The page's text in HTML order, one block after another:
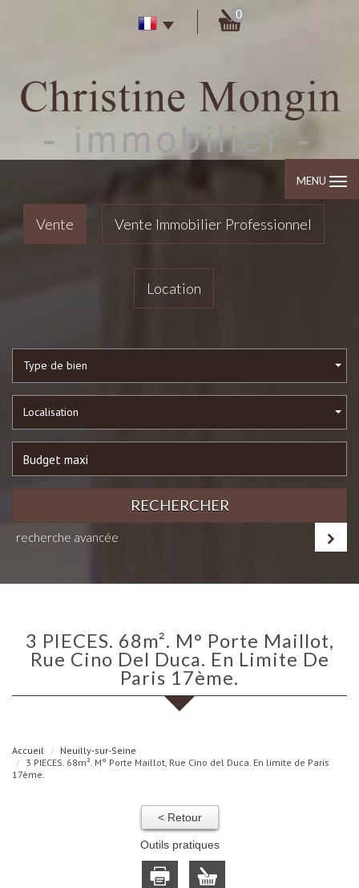
0
MENU
Vente Vente Immobilier Professionnel
Location
Type de bien
Localisation
RECHERCHER
recherche avancée
3 PIECES. 68m². M° Porte Maillot,
Rue Cino Del Duca. En Limite De
Paris 17ème.
Accueil
Neuilly-sur-Seine
3 PIECES. 68m². M° Porte Maillot, Rue Cino del Duca. En limite de Paris
17ème.
< Retour
Outils pratiques